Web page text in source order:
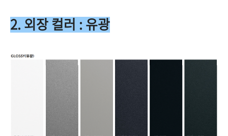
2. 외장 컬러 : 유광